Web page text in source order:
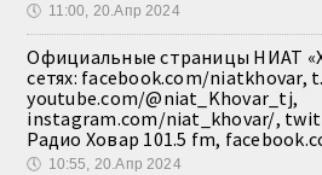
🕔 11:00, 20.Апр 2024
Официальные страницы НИАТ
сетях: facebook.com/niatkhovar,
youtube.com/@niat_Khovar_tj,
instagram.com/niat_khovar/,
Радио Ховар 101.5 fm,
🕔 10:55, 20.Апр 2024